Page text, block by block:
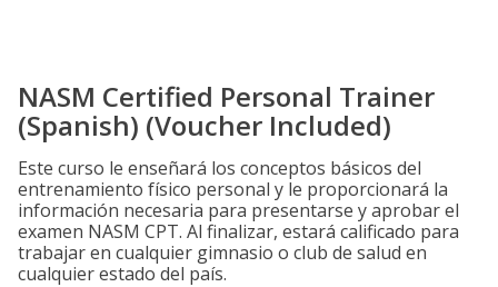
NASM Certified Personal Trainer
(Spanish) (Voucher Included)
Este curso le enseñará los conceptos básicos del
entrenamiento físico personal y le proporcionará la
información necesaria para presentarse y aprobar el
examen NASM CPT. Al finalizar, estará calificado para
trabajar en cualquier gimnasio o club de salud en
cualquier estado del país.